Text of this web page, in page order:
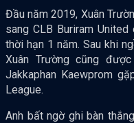
Đầu năm 2019, Xuân
sang CLB Buriram
thời hạn 1 năm. Sau khi
Xuân Trường cũng
Jakkaphan Kaewprom
League.
Anh bất ngờ ghi bàn